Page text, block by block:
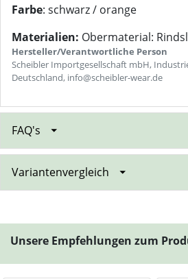
Farbe: schwarz / orange
Materialien: Obermaterial:
Hersteller/Verantwortliche Person
Scheibler Importgesellschaft mbH,
Deutschland, info@scheibler-wear.de
FAQ's
Variantenvergleich
Unsere Empfehlungen zum